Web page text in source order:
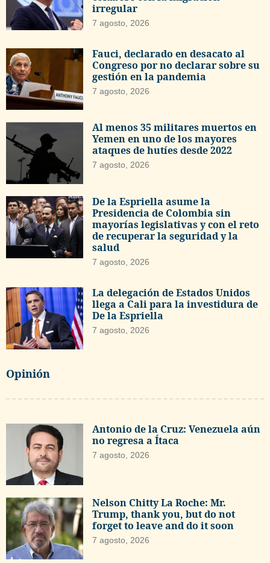
irregular
7 agosto, 2026
Fauci, declarado en desacato al
Congreso por no declarar sobre su
gestión en la pandemia
7 agosto, 2026
Al menos 35 militares muertos en
Yemen en uno de los mayores
ataques de hutíes desde 2022
7 agosto, 2026
De la Espriella asume la
Presidencia de Colombia sin
mayorías legislativas y con el reto
de recuperar la seguridad y la
salud
7 agosto, 2026
La delegación de Estados Unidos
llega a Cali para la investidura de
De la Espriella
7 agosto, 2026
Opinión
Antonio de la Cruz: Venezuela aún
no regresa a Ítaca
7 agosto, 2026
Nelson Chitty La Roche: Mr.
Trump, thank you, but do not
forget to leave and do it soon
7 agosto, 2026